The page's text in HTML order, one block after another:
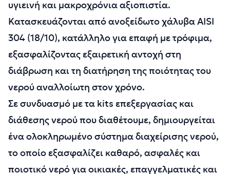
υγιεινή και μακροχρόνια αξιοπιστία.
Κατασκευάζονται από ανοξείδωτο χάλυβα AISI
304 (18/10), κατάλληλο για επαφή με τρόφιμα,
εξασφαλίζοντας εξαιρετική αντοχή στη
διάβρωση και τη διατήρηση της ποιότητας του
νερού αναλλοίωτη στον χρόνο.
Σε συνδυασμό με τα kits επεξεργασίας και
διάθεσης νερού που διαθέτουμε, δημιουργείται
ένα ολοκληρωμένο σύστημα διαχείρισης νερού,
το οποίο εξασφαλίζει καθαρό, ασφαλές και
ποιοτικό νερό για οικιακές, επαγγελματικές και